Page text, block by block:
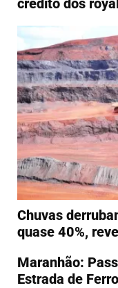
crédito dos
Chuvas
quase 40%,
Maranhão:
Estrada de